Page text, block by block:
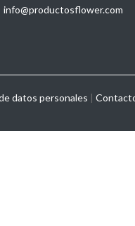
info@productosflower.com
datos personales |